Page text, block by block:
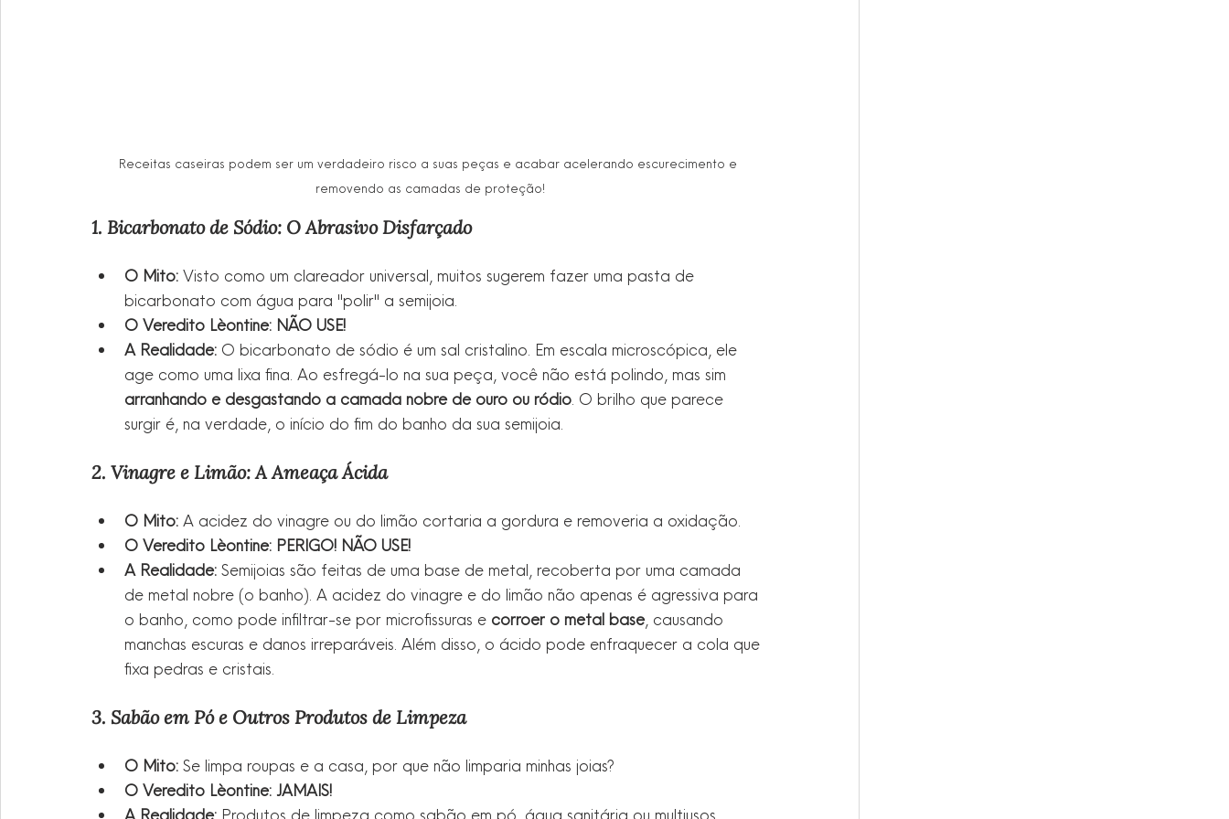
Receitas caseiras podem ser um verdadeiro risco a suas peças e acabar acelerando escurecimento e
removendo as camadas de proteção!
1. Bicarbonato de Sódio: O Abrasivo Disfarçado
O Mito: Visto como um clareador universal, muitos sugerem fazer uma pasta de
bicarbonato com água para "polir" a semijoia.
O Veredito Lèontine: NÃO USE!
A Realidade: O bicarbonato de sódio é um sal cristalino. Em escala microscópica, ele
age como uma lixa fina. Ao esfregá-lo na sua peça, você não está polindo, mas sim
arranhando e desgastando a camada nobre de ouro ou ródio. O brilho que parece
surgir é, na verdade, o início do fim do banho da sua semijoia.
2. Vinagre e Limão: A Ameaça Ácida
O Mito: A acidez do vinagre ou do limão cortaria a gordura e removeria a oxidação.
O Veredito Lèontine: PERIGO! NÃO USE!
A Realidade: Semijoias são feitas de uma base de metal, recoberta por uma camada
de metal nobre (o banho). A acidez do vinagre e do limão não apenas é agressiva para
o banho, como pode infiltrar-se por microfissuras e corroer o metal base, causando
manchas escuras e danos irreparáveis. Além disso, o ácido pode enfraquecer a cola que
fixa pedras e cristais.
3. Sabão em Pó e Outros Produtos de Limpeza
O Mito: Se limpa roupas e a casa, por que não limparia minhas joias?
O Veredito Lèontine: JAMAIS!